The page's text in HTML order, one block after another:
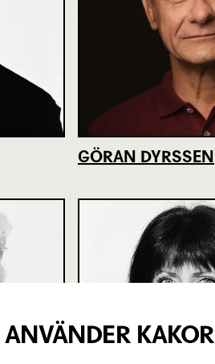
GÖRAN DYRSSEN
KAKOR